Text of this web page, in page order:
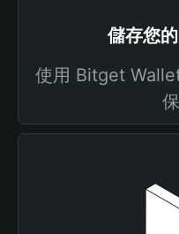
儲存您
使用 Bitget